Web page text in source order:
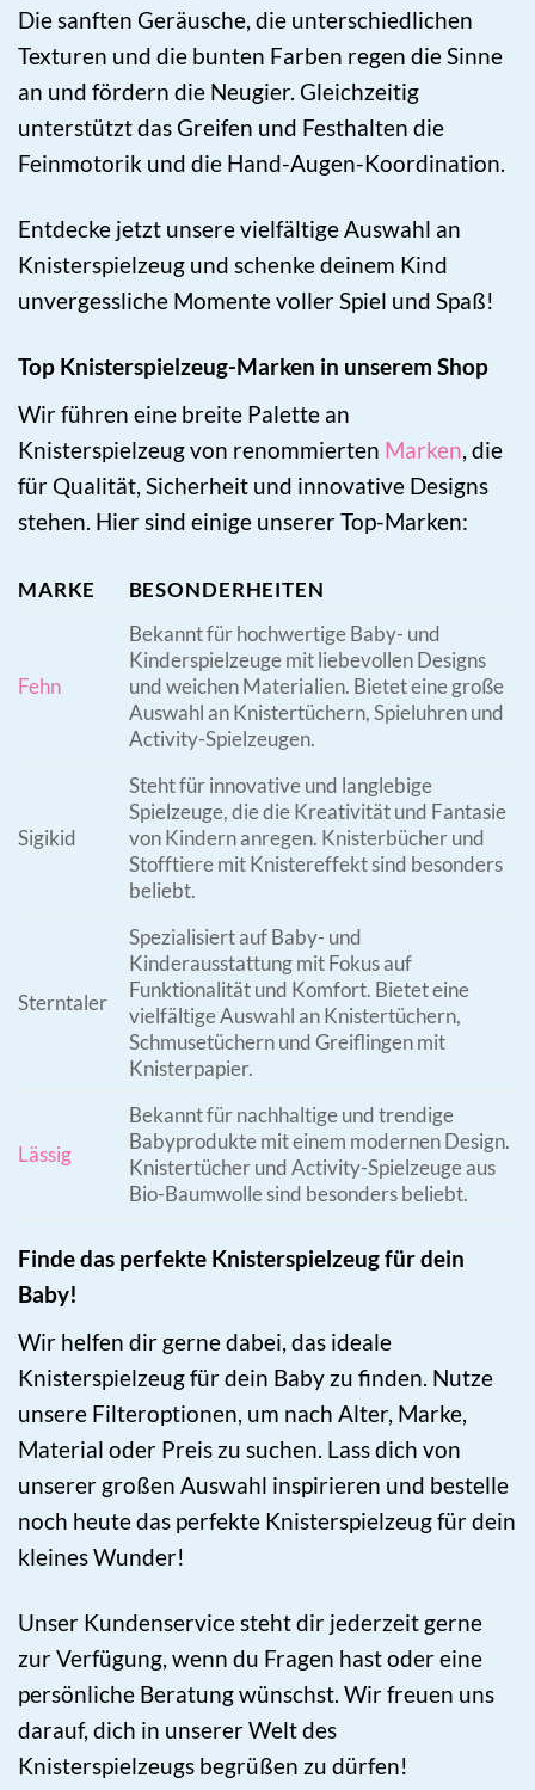
Die sanften Geräusche, die unterschiedlichen
Texturen und die bunten Farben regen die Sinne
an und fördern die Neugier. Gleichzeitig
unterstützt das Greifen und Festhalten die
Feinmotorik und die Hand-Augen-Koordination.
Entdecke jetzt unsere vielfältige Auswahl an
Knisterspielzeug und schenke deinem Kind
unvergessliche Momente voller Spiel und Spaß!
Top Knisterspielzeug-Marken in unserem Shop
Wir führen eine breite Palette an
Knisterspielzeug von renommierten Marken, die
für Qualität, Sicherheit und innovative Designs
stehen. Hier sind einige unserer Top-Marken:
MARKE BESONDERHEITEN
Fehn
Bekannt für hochwertige Baby- und
Kinderspielzeuge mit liebevollen Designs
und weichen Materialien. Bietet eine große
Auswahl an Knistertüchern, Spieluhren und
Activity-Spielzeugen.
Sigikid
Steht für innovative und langlebige
Spielzeuge, die die Kreativität und Fantasie
von Kindern anregen. Knisterbücher und
Stofftiere mit Knistereffekt sind besonders
beliebt.
Sterntaler
Spezialisiert auf Baby- und
Kinderausstattung mit Fokus auf
Funktionalität und Komfort. Bietet eine
vielfältige Auswahl an Knistertüchern,
Schmusetüchern und Greiflingen mit
Knisterpapier.
Lässig
Bekannt für nachhaltige und trendige
Babyprodukte mit einem modernen Design.
Knistertücher und Activity-Spielzeuge aus
Bio-Baumwolle sind besonders beliebt.
Finde das perfekte Knisterspielzeug für dein
Baby!
Wir helfen dir gerne dabei, das ideale
Knisterspielzeug für dein Baby zu finden. Nutze
unsere Filteroptionen, um nach Alter, Marke,
Material oder Preis zu suchen. Lass dich von
unserer großen Auswahl inspirieren und bestelle
noch heute das perfekte Knisterspielzeug für dein
kleines Wunder!
Unser Kundenservice steht dir jederzeit gerne
zur Verfügung, wenn du Fragen hast oder eine
persönliche Beratung wünschst. Wir freuen uns
darauf, dich in unserer Welt des
Knisterspielzeugs begrüßen zu dürfen!